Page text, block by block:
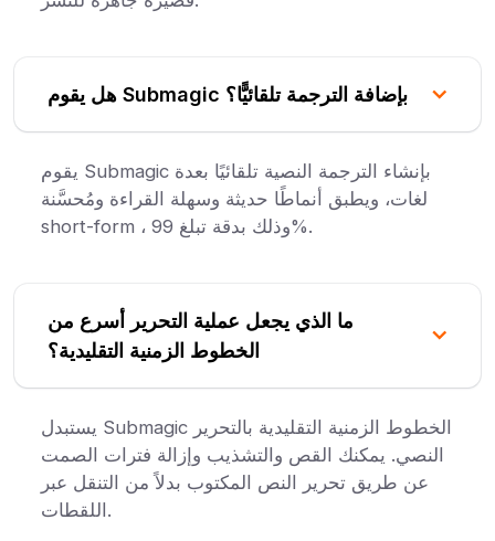
هل يقوم Submagic بإضافة الترجمة تلقائيًّا؟
يقوم Submagic بإنشاء الترجمة النصية تلقائيًا بعدة
لغات، ويطبق أنماطًا حديثة وسهلة القراءة ومُحسَّنة
short-form ، وذلك بدقة تبلغ 99%.
ما الذي يجعل عملية التحرير أسرع من
الخطوط الزمنية التقليدية؟
يستبدل Submagic الخطوط الزمنية التقليدية بالتحرير
النصي. يمكنك القص والتشذيب وإزالة فترات الصمت
عن طريق تحرير النص المكتوب بدلاً من التنقل عبر
اللقطات.